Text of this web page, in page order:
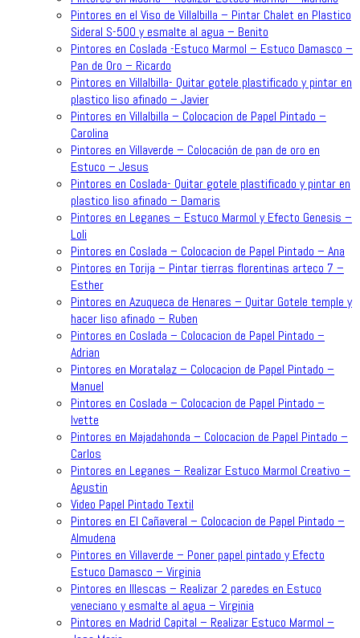
Pintores en el Viso de Villalbilla – Pintar Chalet en Plastico
Sideral S-500 y esmalte al agua – Benito
Pintores en Coslada -Estuco Marmol – Estuco Damasco –
Pan de Oro – Ricardo
Pintores en Villalbilla- Quitar gotele plastificado y pintar en
plastico liso afinado – Javier
Pintores en Villalbilla – Colocacion de Papel Pintado –
Carolina
Pintores en Villaverde – Colocación de pan de oro en
Estuco – Jesus
Pintores en Coslada- Quitar gotele plastificado y pintar en
plastico liso afinado – Damaris
Pintores en Leganes – Estuco Marmol y Efecto Genesis –
Loli
Pintores en Coslada – Colocacion de Papel Pintado – Ana
Pintores en Torija – Pintar tierras florentinas arteco 7 –
Esther
Pintores en Azuqueca de Henares – Quitar Gotele temple y
hacer liso afinado – Ruben
Pintores en Coslada – Colocacion de Papel Pintado –
Adrian
Pintores en Moratalaz – Colocacion de Papel Pintado –
Manuel
Pintores en Coslada – Colocacion de Papel Pintado –
Ivette
Pintores en Majadahonda – Colocacion de Papel Pintado –
Carlos
Pintores en Leganes – Realizar Estuco Marmol Creativo –
Agustin
Video Papel Pintado Textil
Pintores en El Cañaveral – Colocacion de Papel Pintado –
Almudena
Pintores en Villaverde – Poner papel pintado y Efecto
Estuco Damasco – Virginia
Pintores en Illescas – Realizar 2 paredes en Estuco
veneciano y esmalte al agua – Virginia
Pintores en Madrid Capital – Realizar Estuco Marmol –